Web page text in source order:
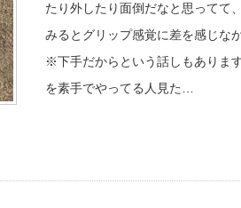
たり外したり面倒だなと思ってて
みるとグリップ感覚に差を感じな
※下手だからという話しもありま
を素手でやってる人見た…